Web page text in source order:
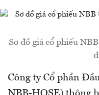
Sơ đồ giá cổ phiếu
Công ty Cổ phần